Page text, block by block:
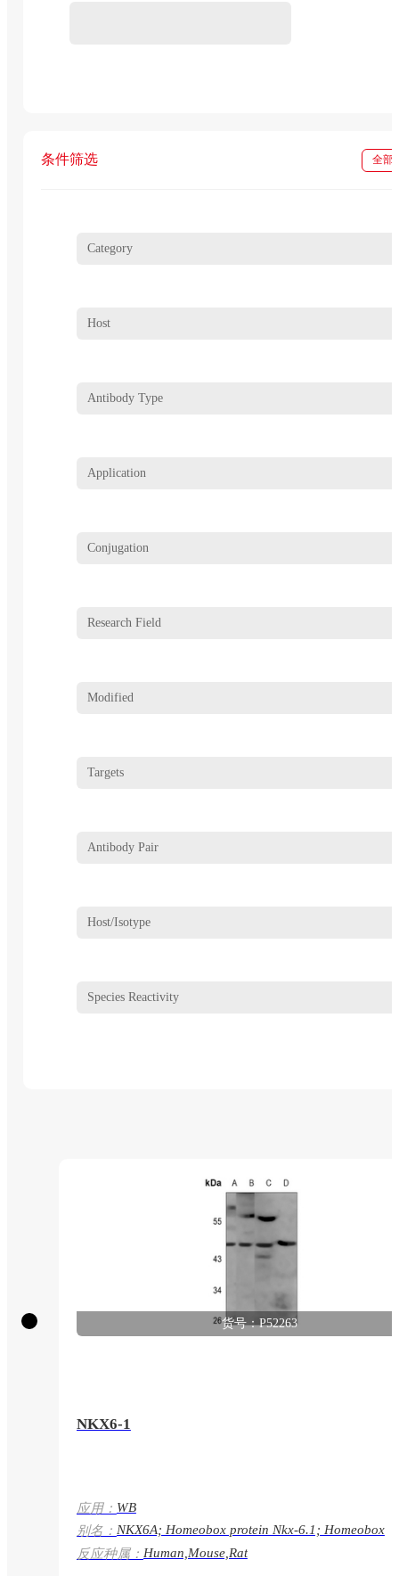
条件筛选 全部
Category
Host
Antibody Type
Application
Conjugation
Research Field
Modified
Targets
Antibody Pair
Host/Isotype
Species Reactivity
货号：P52263
NKX6-1
应用： WB
别名： NKX6A; Homeobox protein Nkx-6.1; Homeobox
protein NK-6 homolog A;NKX6-1
反应种属： Human,Mouse,Rat